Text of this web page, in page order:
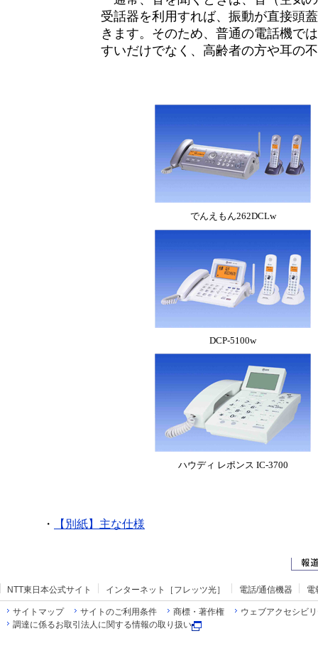
受話器を利用すれば、振動が直接頭
きます。そのため、普通の電話機で
すいだけでなく、高齢者の方や耳の
でんえもん262DCLw
DCP-5100w
ハウディ レポンス IC-3700
・ 【別紙】主な仕様
NTT東日本公式サイト インターネット［フレッツ光］ 電話/通信機器 電
サイトマップ サイトのご利用条件 商標・著作権
ウェブアクセシビ
調達に係るお取引法人に関する情報の取り扱い